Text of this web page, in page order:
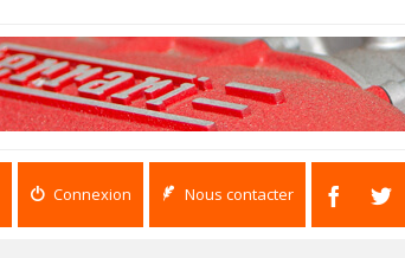
Connexion Nous contacter